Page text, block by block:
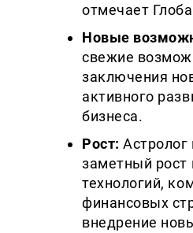
отмечает
Новые
свежие
заключения
активного
бизнеса.
Рост: Астролог
заметный рост
технологий,
финансовых
внедрение